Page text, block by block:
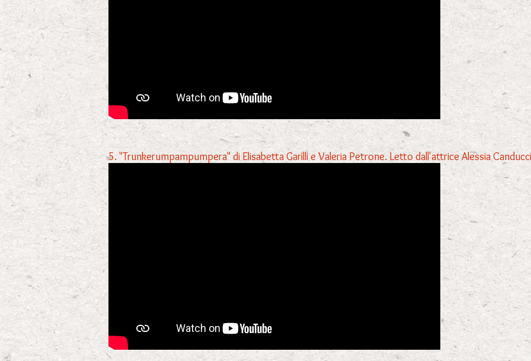
5. "Trunkerumpampumpera" di Elisabetta Garilli e Valeria Petrone. Letto dall'attrice Alessia